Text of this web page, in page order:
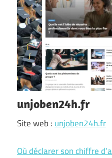
unjoben24h.fr
Site web : unjoben24h.fr
Où déclarer son chiffre